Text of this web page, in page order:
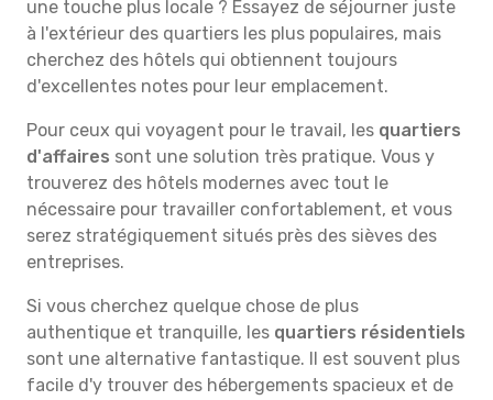
une touche plus locale ? Essayez de séjourner juste
à l'extérieur des quartiers les plus populaires, mais
cherchez des hôtels qui obtiennent toujours
d'excellentes notes pour leur emplacement.
Pour ceux qui voyagent pour le travail, les quartiers
d'affaires sont une solution très pratique. Vous y
trouverez des hôtels modernes avec tout le
nécessaire pour travailler confortablement, et vous
serez stratégiquement situés près des sièves des
entreprises.
Si vous cherchez quelque chose de plus
authentique et tranquille, les quartiers résidentiels
sont une alternative fantastique. Il est souvent plus
facile d'y trouver des hébergements spacieux et de